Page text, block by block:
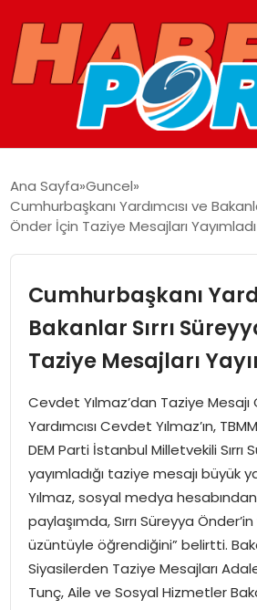
GUNCEL
SPOR
MAGAZIN
SPOR
EĞITIM
OTOMOBIL
TEKNOLOJI
Ana Sayfa Guncel
Cumhurbaşkanı Yardımcısı ve
Önder İçin Taziye Mesajları Yayımladı
Cumhurbaşkanı
Bakanlar Sırrı
Taziye Mesajları
Cevdet Yılmaz’dan Taziye Mesajı
Yardımcısı Cevdet Yılmaz’ın,
DEM Parti İstanbul Milletvekili Sırrı
yayımladığı taziye mesajı büyük
Yılmaz, sosyal medya hesabından
paylaşımda, Sırrı Süreyya
üzüntüyle öğrendiğini” belirtti.
Siyasilerden Taziye Mesajları
Tunç, Aile ve Sosyal Hizmetler